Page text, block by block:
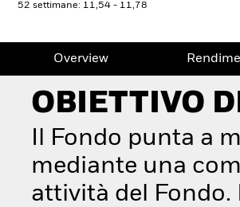
52 settimane: 11,54 - 11,78
Overview
OBIETTIVO
Il Fondo punta a
mediante una
attività del Fondo.